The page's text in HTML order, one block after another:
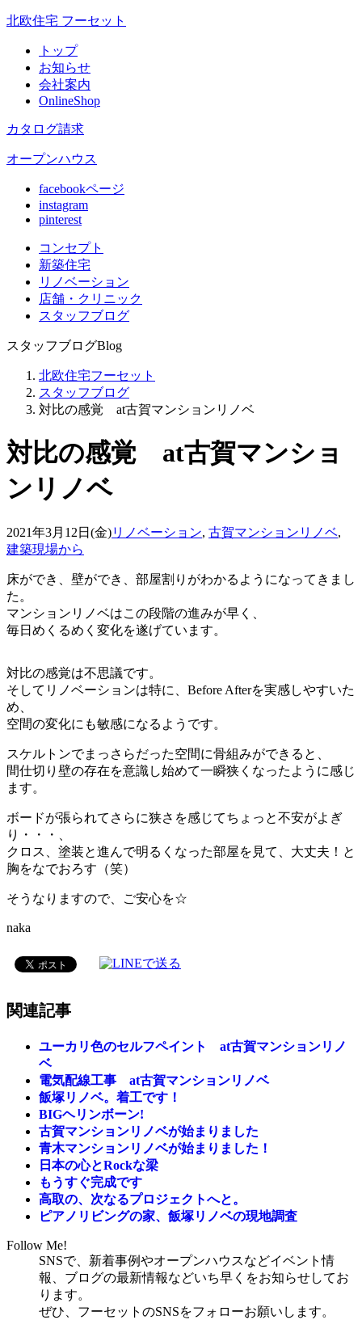
北欧住宅 フーセット
トップ
お知らせ
会社案内
OnlineShop
カタログ請求
オープンハウス
facebookページ
instagram
pinterest
コンセプト
新築住宅
リノベーション
店舗 ・クリニック
スタッフブログ
スタッフブログBlog
北欧住宅フーセット
スタッフブログ
対比の感覚 at古賀マンションリノベ
対比の感覚 at古賀マンショ
ンリノベ
2021年3月12日(金)リノベーション, 古賀マンションリノベ,
建築現場から
床ができ、壁ができ、部屋割りがわかるようになってきまし
た。
マンションリノベはこの段階の進みが早く、
毎日めくるめく変化を遂げています。
対比の感覚は不思議です。
そしてリノベーションは特に、Before Afterを実感しやすいた
め、
空間の変化にも敏感になるようです。
スケルトンでまっさらだった空間に骨組みができると、
間仕切り壁の存在を意識し始めて一瞬狭くなったように感じ
ます。
ボードが張られてさらに狭さを感じてちょっと不安がよぎ
り・・・、
クロス、塗装と進んで明るくなった部屋を見て、大丈夫！と
胸をなでおろす（笑）
そうなりますので、ご安心を☆
naka
関連記事
ユーカリ色のセルフペイント at古賀マンションリノ
ベ
電気配線工事 at古賀マンションリノベ
飯塚リノベ。着工です！
BIGヘリンボーン!
古賀マンションリノベが始まりました
青木マンションリノベが始まりました！
日本の心とRockな梁
もうすぐ完成です
高取の、次なるプロジェクトへと。
ピアノリビングの家、飯塚リノベの現地調査
Follow Me!
SNSで、新着事例やオープンハウスなどイベント情
報、ブログの最新情報などいち早くをお知らせしてお
ります。
ぜひ、フーセットのSNSをフォローお願いします。